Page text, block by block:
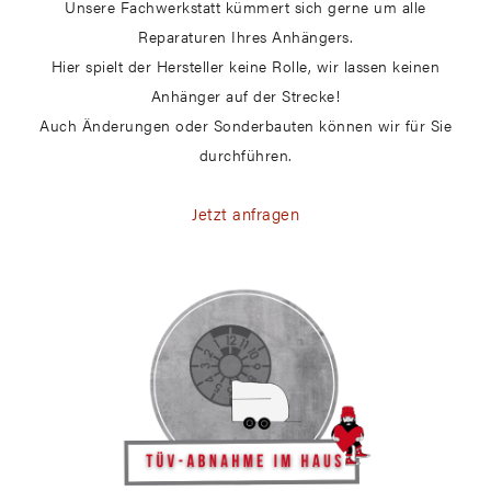
Unsere Fachwerkstatt kümmert sich gerne um alle
Reparaturen Ihres Anhängers.
Hier spielt der Hersteller keine Rolle, wir lassen keinen
Anhänger auf der Strecke!
Auch Änderungen oder Sonderbauten können wir für Sie
durchführen.
Jetzt anfragen